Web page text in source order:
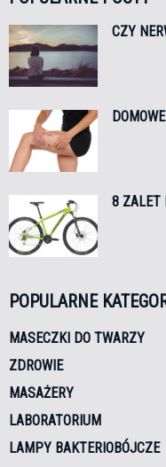
CZY
8 ZALET
POPULARNE
MASECZKI DO TWARZY
ZDROWIE
MASAŻERY
LABORATORIUM
LAMPY BAKTERIOBÓJCZE